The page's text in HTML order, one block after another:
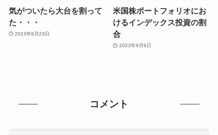
気がついたら大台を割って
た・・・
2023年9月23日
米国株ポートフォリオにお
けるインデックス投資の割
合
2023年9月9日
コメント